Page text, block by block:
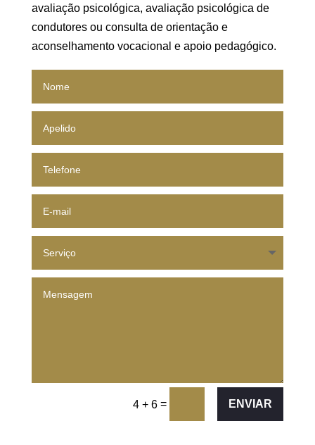
avaliação psicológica, avaliação psicológica de
condutores ou consulta de orientação e
aconselhamento vocacional e apoio pedagógico.
4 + 6 = ENVIAR